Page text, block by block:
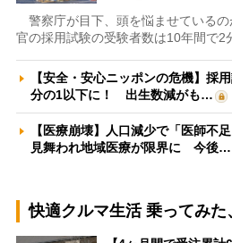
警察庁が目下、頭を悩ませている
官の採用試験の受験者数は10年間で2
【安全・安心ニッポンの危機】採
分の1以下に！ 出生数減がも…
【医療崩壊】人口減少で「医師不
見舞われ地域医療が限界に 今後…
快適クルマ生活 乗ってみた